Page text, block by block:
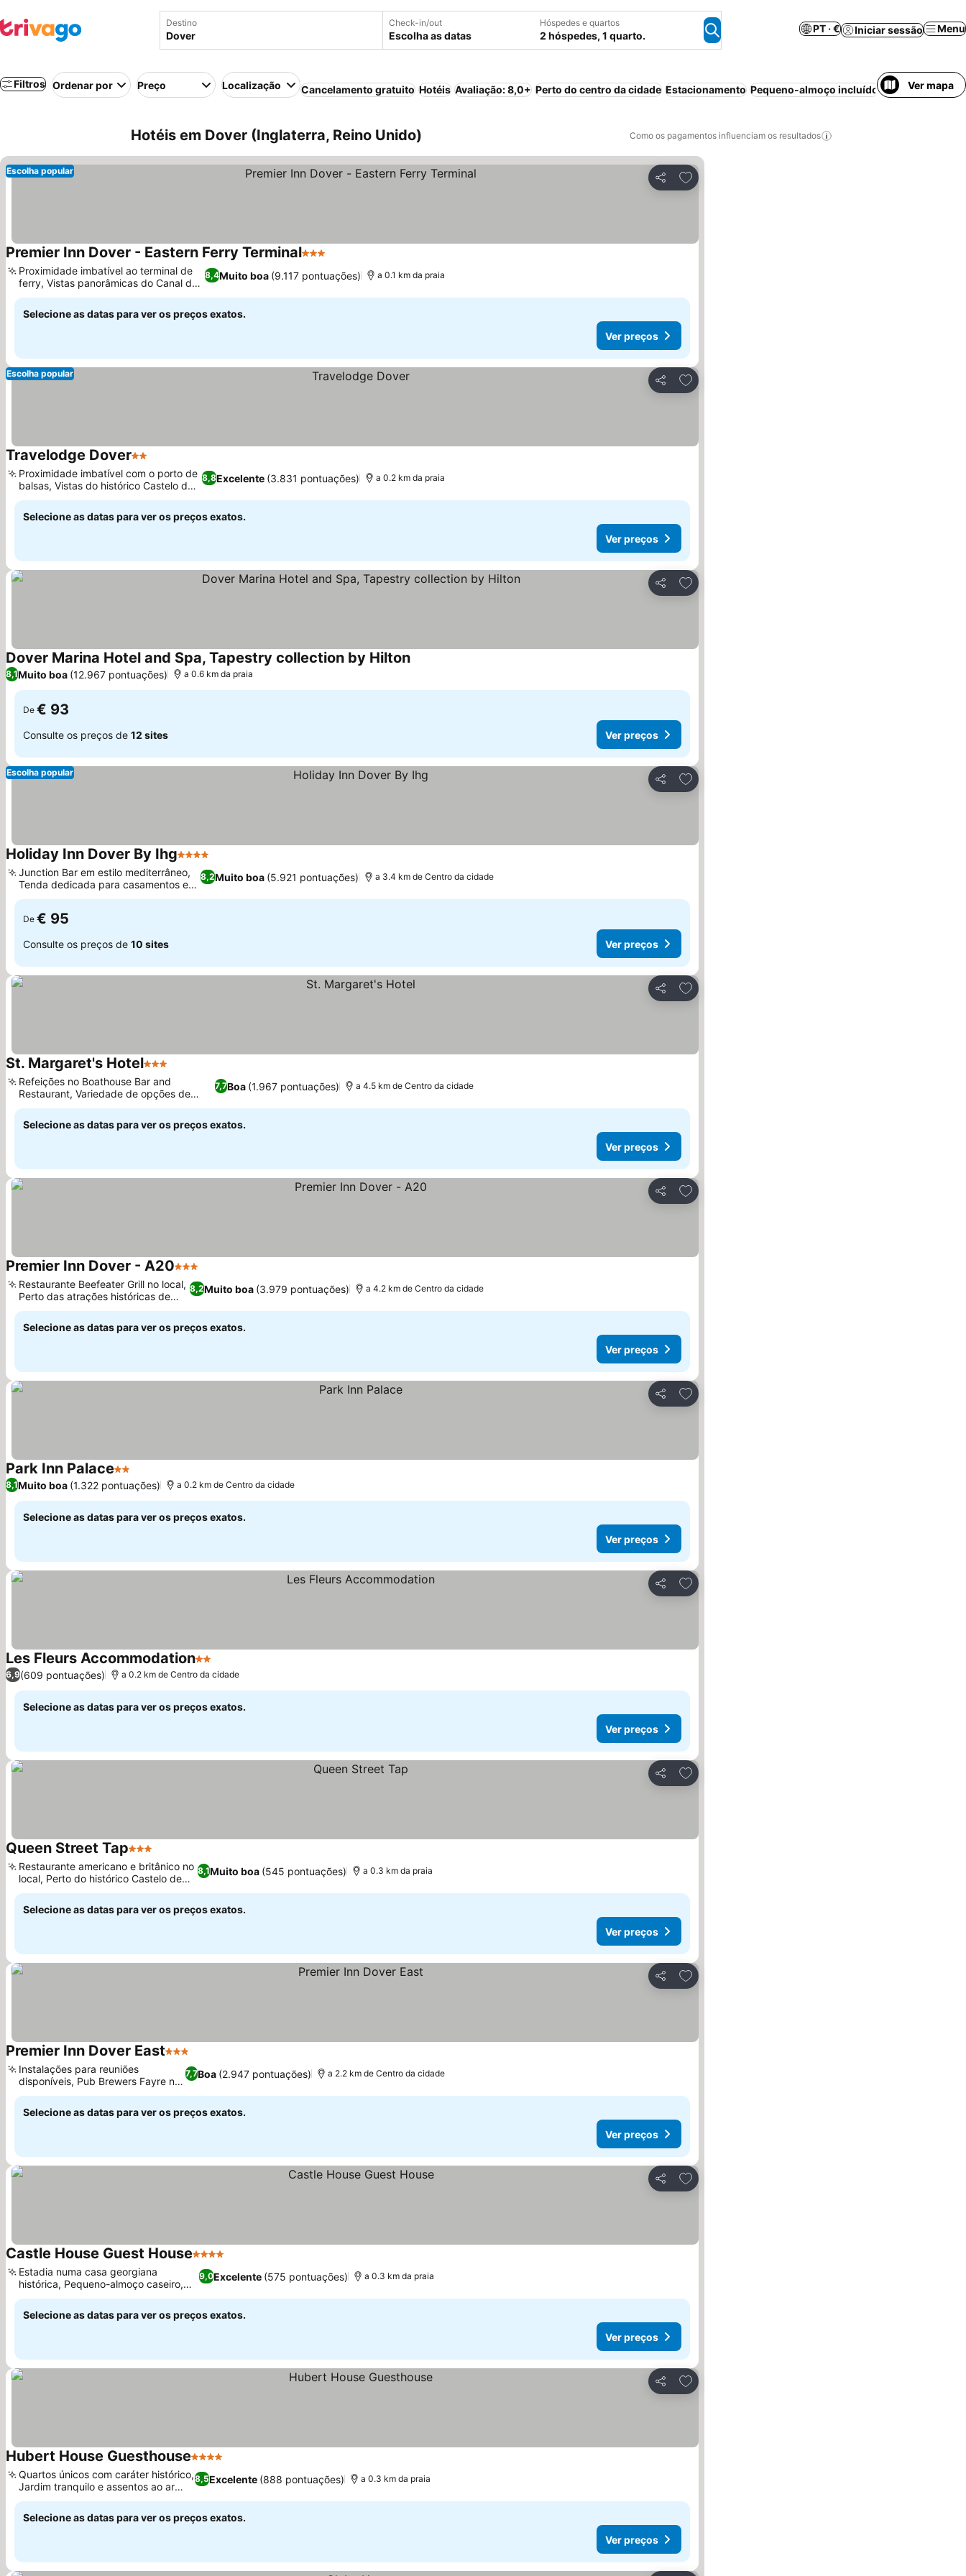
Destino Check-in/out
Escolha as datas
Hóspedes e quartos
2 hóspedes, 1 quarto.
PT · € Iniciar sessão Menu
Filtros Ordenar por Preço Localização Cancelamento gratuito Hotéis Avaliação: 8,0+ Perto do centro da cidade Estacionamento Pequeno-almoço incluído Ar condicionado
Ver mapa
Hotéis em Dover (Inglaterra, Reino Unido) Como os pagamentos influenciam os resultados
Partilhar
Adicionar aos favoritos
Escolha popular
Premier Inn Dover - Eastern Ferry Terminal3 Estrelas
8,4Muito boa (9.117 pontuações)
Proximidade imbatível ao terminal de
ferry, Vistas panorâmicas do Canal da
Mancha
a 0.1 km da praia
Selecione as datas para ver os preços exatos.
Ver preços
Partilhar
Adicionar aos favoritos
Escolha popular
Travelodge Dover2 Estrelas
8,8Excelente (3.831 pontuações)
Proximidade imbatível com o porto de
balsas, Vistas do histórico Castelo de
Dover
a 0.2 km da praia
Selecione as datas para ver os preços exatos.
Ver preços
Partilhar
Adicionar aos favoritos
Dover Marina Hotel and Spa, Tapestry collection by Hilton
8,1Muito boa (12.967 pontuações) a 0.6 km da praia
De € 93
Consulte os preços de 12 sites Ver preços
Partilhar
Adicionar aos favoritos
Escolha popular
Holiday Inn Dover By Ihg4 Estrelas
8,2Muito boa (5.921 pontuações)
Junction Bar em estilo mediterrâneo,
Tenda dedicada para casamentos e
eventos
a 3.4 km de Centro da cidade
De € 95
Consulte os preços de 10 sites Ver preços
Partilhar
Adicionar aos favoritos
St. Margaret's Hotel3 Estrelas
7,7Boa (1.967 pontuações)
Refeições no Boathouse Bar and
Restaurant, Variedade de opções de
acomodação
a 4.5 km de Centro da cidade
Selecione as datas para ver os preços exatos.
Ver preços
Partilhar
Adicionar aos favoritos
Premier Inn Dover - A203 Estrelas
8,2Muito boa (3.979 pontuações)
Restaurante Beefeater Grill no local,
Perto das atrações históricas de
Dover
a 4.2 km de Centro da cidade
Selecione as datas para ver os preços exatos.
Ver preços
Partilhar
Adicionar aos favoritos
Park Inn Palace2 Estrelas
8,1Muito boa (1.322 pontuações) a 0.2 km de Centro da cidade
Selecione as datas para ver os preços exatos.
Ver preços
Partilhar
Adicionar aos favoritos
Les Fleurs Accommodation2 Estrelas
6,9(609 pontuações) a 0.2 km de Centro da cidade
Selecione as datas para ver os preços exatos.
Ver preços
Partilhar
Adicionar aos favoritos
Queen Street Tap3 Estrelas
8,1Muito boa (545 pontuações)
Restaurante americano e britânico no
local, Perto do histórico Castelo de
Deal
a 0.3 km da praia
Selecione as datas para ver os preços exatos.
Ver preços
Partilhar
Adicionar aos favoritos
Premier Inn Dover East3 Estrelas
7,7Boa (2.947 pontuações)
Instalações para reuniões
disponíveis, Pub Brewers Fayre no
local
a 2.2 km de Centro da cidade
Selecione as datas para ver os preços exatos.
Ver preços
Partilhar
Adicionar aos favoritos
Castle House Guest House4 Estrelas
9,0Excelente (575 pontuações)
Estadia numa casa georgiana
histórica, Pequeno-almoço caseiro,
feito na hora
a 0.3 km da praia
Selecione as datas para ver os preços exatos.
Ver preços
Partilhar
Adicionar aos favoritos
Hubert House Guesthouse4 Estrelas
8,5Excelente (888 pontuações)
Quartos únicos com caráter histórico,
Jardim tranquilo e assentos ao ar
livre
a 0.3 km da praia
Selecione as datas para ver os preços exatos.
Ver preços